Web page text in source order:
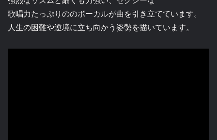
歌唱力たっぷりののボーカルが曲を引き立てています。
人生の困難や逆境に立ち向かう姿勢を描いています。